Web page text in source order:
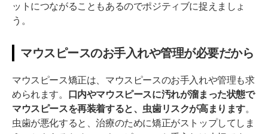
ットにつながることもあるのでポジティブに捉えましょ
う。
マウスピースのお手入れや管理が必要だから
マウスピース矯正は、マウスピースのお手入れや管理も求
められます。
口内やマウスピースに汚れが溜まった状態で
マウスピースを再装着すると、虫歯リスクが高まります。
虫歯が悪化すると、治療のために矯正がストップしてしま